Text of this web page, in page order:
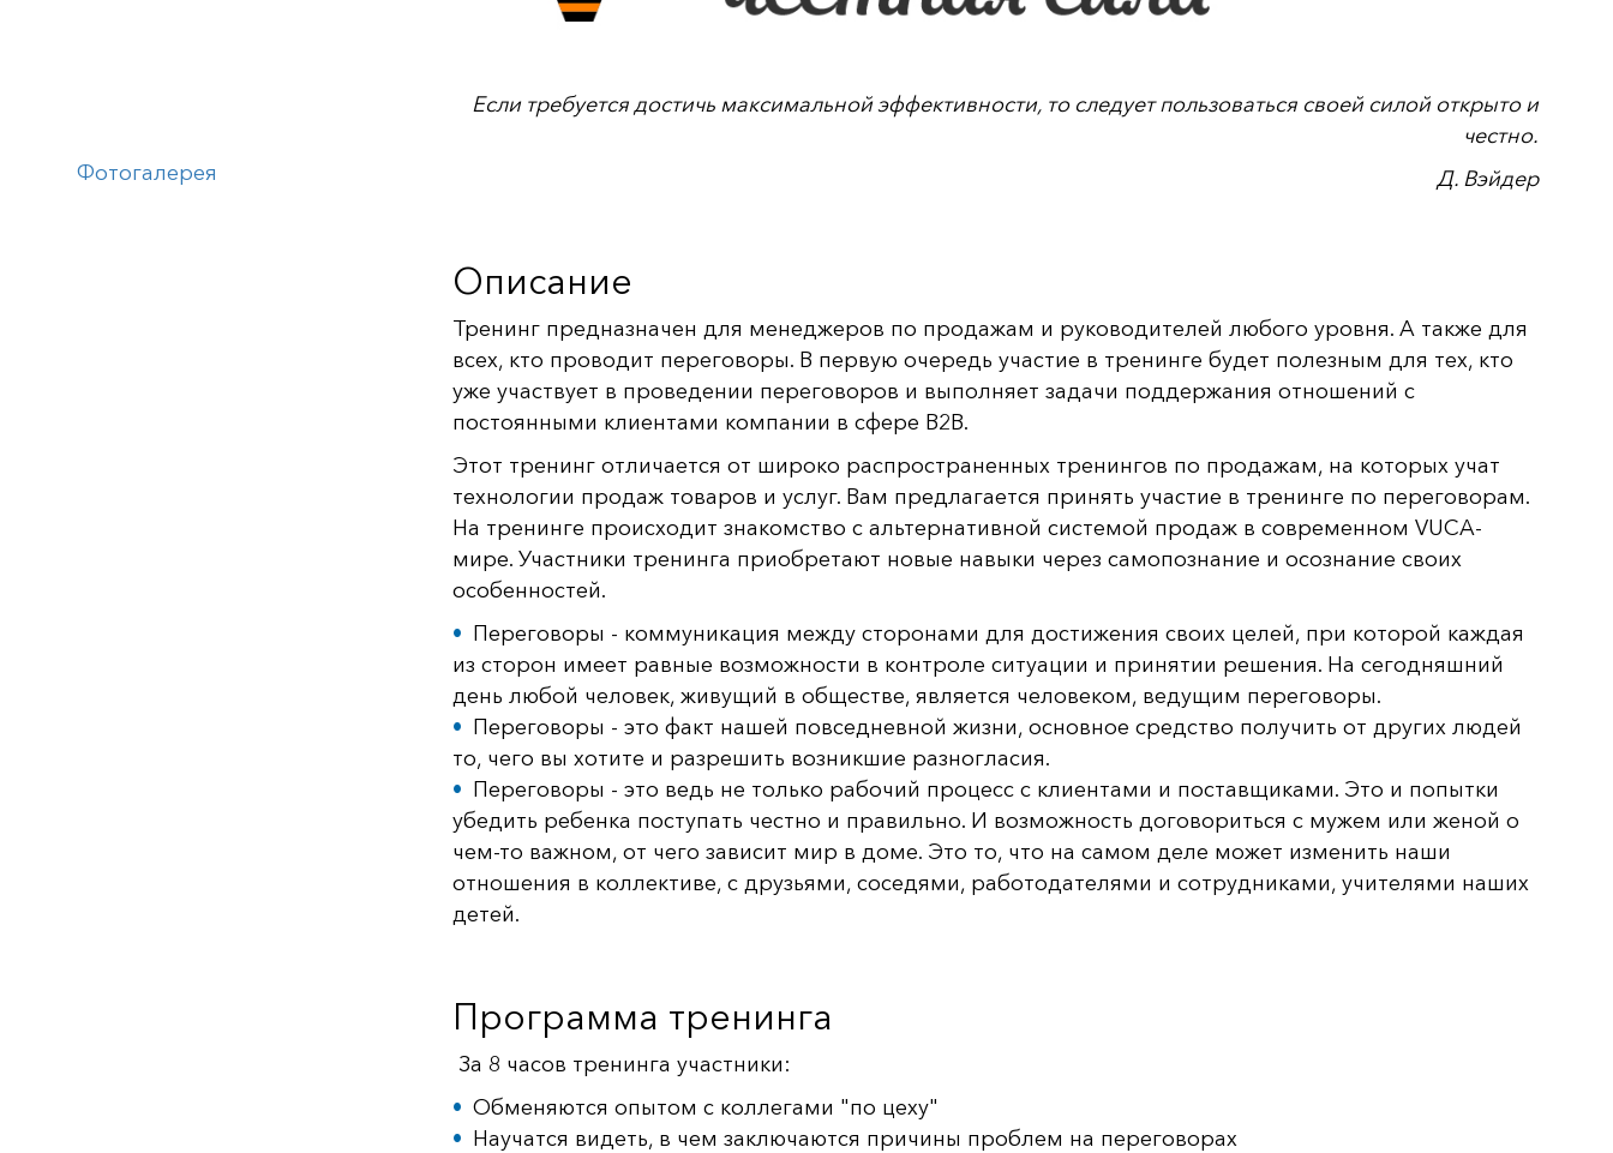
Фотогалерея
Если требуется достичь максимальной эффективности, то следует пользоваться своей силой открыто и
честно.
Д. Вэйдер
Описание
Тренинг предназначен для менеджеров по продажам и руководителей любого уровня. А также для
всех, кто проводит переговоры. В первую очередь участие в тренинге будет полезным для тех, кто
уже участвует в проведении переговоров и выполняет задачи поддержания отношений с
постоянными клиентами компании в сфере В2В.
Этот тренинг отличается от широко распространенных тренингов по продажам, на которых учат
технологии продаж товаров и услуг. Вам предлагается принять участие в тренинге по переговорам.
На тренинге происходит знакомство с альтернативной системой продаж в современном VUCA-
мире. Участники тренинга приобретают новые навыки через самопознание и осознание своих
особенностей.
Переговоры - коммуникация между сторонами для достижения своих целей, при которой каждая
из сторон имеет равные возможности в контроле ситуации и принятии решения. На сегодняшний
день любой человек, живущий в обществе, является человеком, ведущим переговоры.
Переговоры - это факт нашей повседневной жизни, основное средство получить от других людей
то, чего вы хотите и разрешить возникшие разногласия.
Переговоры - это ведь не только рабочий процесс с клиентами и поставщиками. Это и попытки
убедить ребенка поступать честно и правильно. И возможность договориться с мужем или женой о
чем-то важном, от чего зависит мир в доме. Это то, что на самом деле может изменить наши
отношения в коллективе, с друзьями, соседями, работодателями и сотрудниками, учителями наших
детей.
Программа тренинга
За 8 часов тренинга участники:
Обменяются опытом с коллегами "по цеху"
Научатся видеть, в чем заключаются причины проблем на переговорах